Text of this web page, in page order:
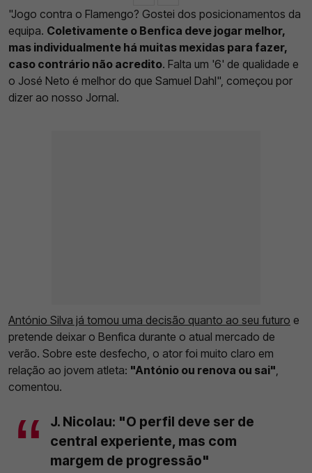
"Jogo contra o Flamengo? Gostei dos posicionamentos da
equipa. Coletivamente o Benfica deve jogar melhor,
mas individualmente há muitas mexidas para fazer,
caso contrário não acredito. Falta um '6' de qualidade e
o José Neto é melhor do que Samuel Dahl", começou por
dizer ao nosso Jornal.
António Silva já tomou uma decisão quanto ao seu futuro e
pretende deixar o Benfica durante o atual mercado de
verão. Sobre este desfecho, o ator foi muito claro em
relação ao jovem atleta: "António ou renova ou sai"
comentou.
J. Nicolau: "O perfil deve ser de
central experiente, mas com
margem de progressão"